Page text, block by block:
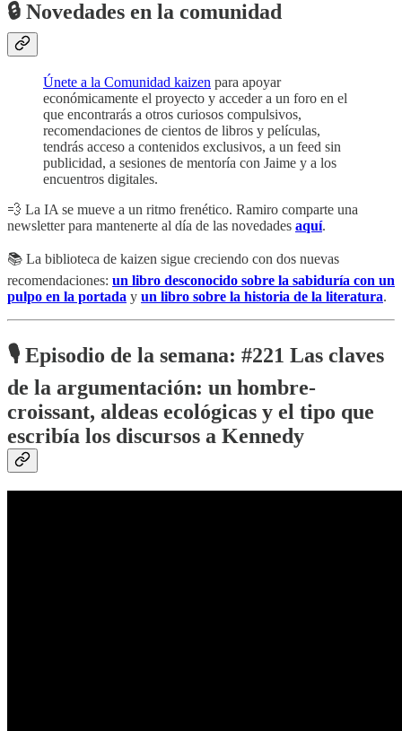
🔒 Novedades en la comunidad
Únete a la Comunidad kaizen para apoyar
económicamente el proyecto y acceder a un foro en el
que encontrarás a otros curiosos compulsivos,
recomendaciones de cientos de libros y películas,
tendrás acceso a contenidos exclusivos, a un feed sin
publicidad, a sesiones de mentoría con Jaime y a los
encuentros digitales.
💨 La IA se mueve a un ritmo frenético. Ramiro comparte una
newsletter para mantenerte al día de las novedades aquí.
📚 La biblioteca de kaizen sigue creciendo con dos nuevas
recomendaciones: un libro desconocido sobre la sabiduría con un
pulpo en la portada y un libro sobre la historia de la literatura.
🎙️ Episodio de la semana: #221 Las claves
de la argumentación: un hombre-
croissant, aldeas ecológicas y el tipo que
escribía los discursos a Kennedy